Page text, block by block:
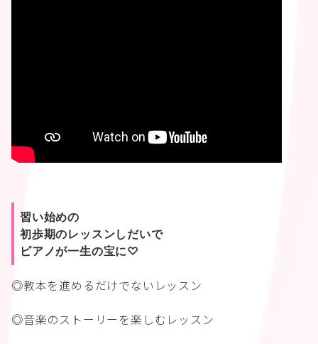
習い始めの
初歩期のレッスンしだいで
ピアノが一生の宝に♡
◎教本を進めるだけでないレッスン
◎音楽のストーリーを楽しむレッスン